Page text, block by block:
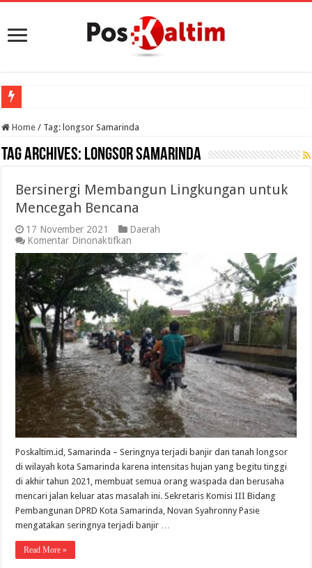
Home / Tag: longsor Samarinda
Tag Archives: longsor Samarinda
Bersinergi Membangun Lingkungan untuk
Mencegah Bencana
17 November 2021
Daerah
Komentar Dinonaktifkan
Bersinergi
Membangun
Lingkungan
untuk
Mencegah
Bencana
Poskaltim.id, Samarinda – Seringnya terjadi banjir dan tanah longsor
di wilayah kota Samarinda karena intensitas hujan yang begitu tinggi
di akhir tahun 2021, membuat semua orang waspada dan berusaha
mencari jalan keluar atas masalah ini. Sekretaris Komisi III Bidang
Pembangunan DPRD Kota Samarinda, Novan Syahronny Pasie
mengatakan seringnya terjadi banjir …
Read More »